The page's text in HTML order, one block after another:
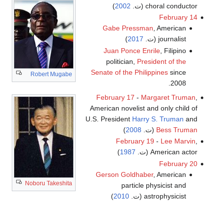
Robert Mugabe
Noboru Takeshita
choral conductor (ت.
2002
)
February 14
Gabe Pressman, American
journalist (ت.
2017
)
Juan Ponce Enrile , Filipino
politician, President of the
Senate of the Philippines since
2008.
February 17 - Margaret Truman
American novelist and only child of
U.S. President Harry S. Truman and
Bess Truman (ت. 2008
)
February 19 - Lee Marvin
American actor (ت.
1987
)
February 20
Gerson Goldhaber, American
particle physicist and
astrophysicist (ت.
2010
)